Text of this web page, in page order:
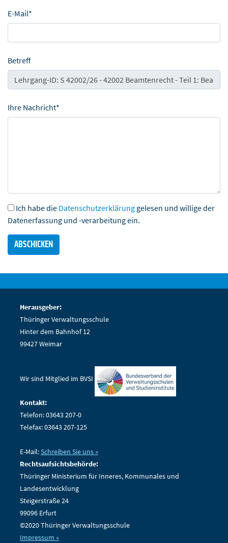
E-Mail*
Betreff
Ihre Nachricht*
Ich habe die Datenschutzerklärung gelesen und willige der
Datenerfassung und -verarbeitung ein.
Herausgeber:
Thüringer Verwaltungsschule
Hinter dem Bahnhof 12
99427 Weimar
Wir sind Mitglied im BVSI
Kontakt:
Telefon: 03643 207-0
Telefax: 03643 207-125
E-Mail:Schreiben Sie uns »
Rechtsaufsichtsbehörde:
Thüringer Ministerium für Inneres, Kommunales und
Landesentwicklung
Steigerstraße 24
99096 Erfurt
©2020 Thüringer Verwaltungsschule
Impressum »